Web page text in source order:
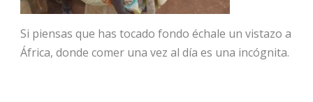
Si piensas que has tocado fondo échale un vistazo a
África, donde comer una vez al día es una incógnita.